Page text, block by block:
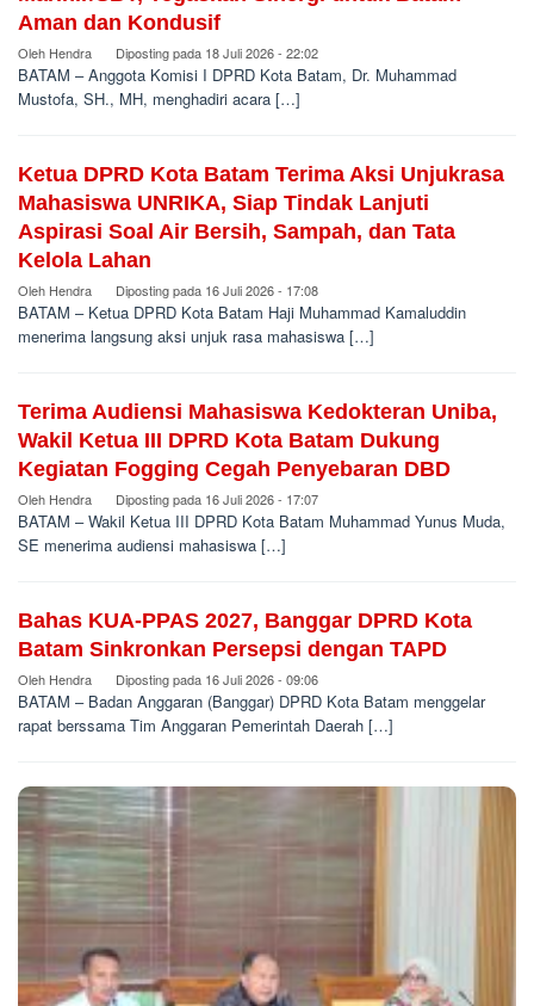
Aman dan Kondusif
Oleh Hendra Diposting pada 18 Juli 2026 - 22:02
BATAM – Anggota Komisi I DPRD Kota Batam, Dr. Muhammad
Mustofa, SH., MH, menghadiri acara […]
Ketua DPRD Kota Batam Terima Aksi Unjukrasa
Mahasiswa UNRIKA, Siap Tindak Lanjuti
Aspirasi Soal Air Bersih, Sampah, dan Tata
Kelola Lahan
Oleh Hendra Diposting pada 16 Juli 2026 - 17:08
BATAM – Ketua DPRD Kota Batam Haji Muhammad Kamaluddin
menerima langsung aksi unjuk rasa mahasiswa […]
Terima Audiensi Mahasiswa Kedokteran Uniba,
Wakil Ketua III DPRD Kota Batam Dukung
Kegiatan Fogging Cegah Penyebaran DBD
Oleh Hendra Diposting pada 16 Juli 2026 - 17:07
BATAM – Wakil Ketua III DPRD Kota Batam Muhammad Yunus Muda,
SE menerima audiensi mahasiswa […]
Bahas KUA-PPAS 2027, Banggar DPRD Kota
Batam Sinkronkan Persepsi dengan TAPD
Oleh Hendra Diposting pada 16 Juli 2026 - 09:06
BATAM – Badan Anggaran (Banggar) DPRD Kota Batam menggelar
rapat berssama Tim Anggaran Pemerintah Daerah […]